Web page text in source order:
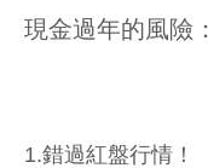
現金過年的風險：
1.錯過紅盤行情！